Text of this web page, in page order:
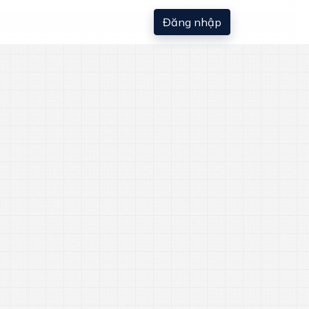
Đăng nhập